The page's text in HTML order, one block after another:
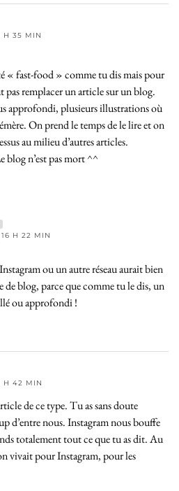
H 35 MIN
« fast-food » comme tu dis mais pour
pas remplacer un article sur un blog.
approfondi, plusieurs illustrations où
On prend le temps de le lire et on
au milieu d’autres articles.
blog n’est pas mort ^^
H 22 MIN
ou un autre réseau aurait bien
de blog, parce que comme tu le dis, un
ou approfondi !
H 42 MIN
de ce type. Tu as sans doute
d’entre nous. Instagram nous bouffe
totalement tout ce que tu as dit. Au
vivait pour Instagram, pour les